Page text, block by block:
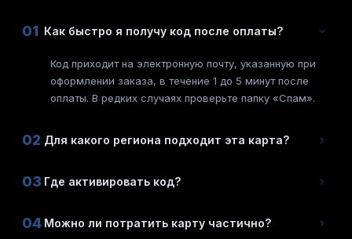
01 Как быстро я получу код после оплаты?
Код приходит на электронную почту, указанную при
оформлении заказа, в течение 1 до 5 минут после
оплаты. В редких случаях проверьте папку «Спам».
02 Для какого региона подходит эта карта?
03 Где активировать код?
04 Можно ли потратить карту частично?